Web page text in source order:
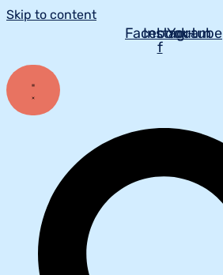
Skip to content
Facebook-
f
Instagram
Youtube